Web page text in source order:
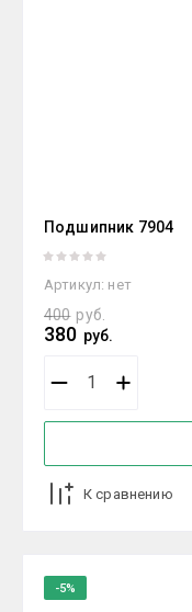
Подшипник 7904
Артикул: нет
400 руб.
380 руб.
К сравнению
-5%